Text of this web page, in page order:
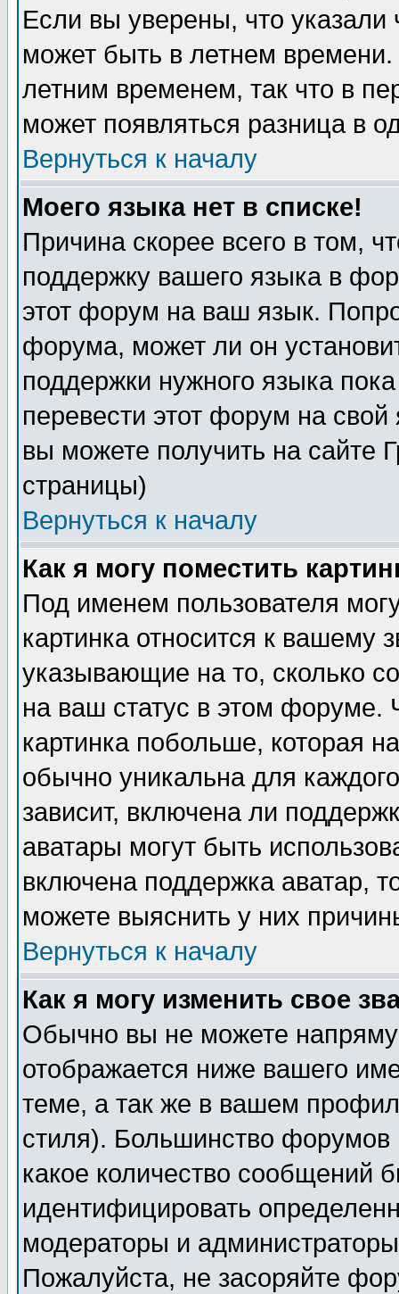
Если вы уверены, что указали
может быть в летнем
летним временем, так что в
может появляться разница в
Вернуться к началу
Моего языка нет в списке!
Причина скорее всего в том,
поддержку вашего языка в
этот форум на ваш язык.
форума, может ли он
поддержки нужного языка
перевести этот форум на
вы можете получить на сайте
страницы)
Вернуться к началу
Как я могу поместить
Под именем пользователя
картинка относится к вашему
указывающие на то, сколько
на ваш статус в этом форуме.
картинка побольше, которая
обычно уникальна для
зависит, включена ли
аватары могут быть
включена поддержка аватар,
можете выяснить у них
Вернуться к началу
Как я могу изменить свое
Обычно вы не можете
отображается ниже вашего
теме, а так же в вашем
стиля). Большинство форумов
какое количество сообщений
идентифицировать
модераторы и
Пожалуйста, не засоряйте